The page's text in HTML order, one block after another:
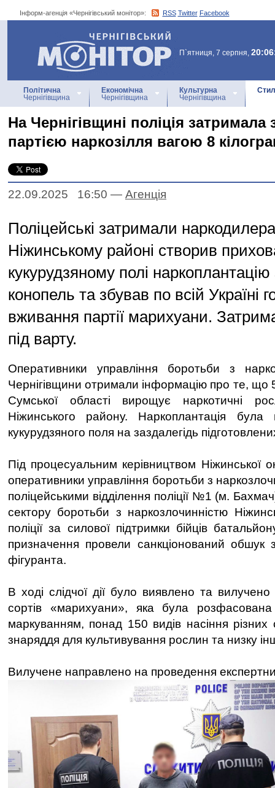
Інформ-агенція «Чернігівський монітор»: RSS Twitter Facebook
Інформ-агенція
«Чернігівський монітор»
П`ятниця, 7 серпня,
Політична
Чернігівщина
Економічна
Чернігівщина
Культурна
Чернігівщина
На Чернігівщині поліція
партією наркозілля вагою 8
22.09.2025 16:50 — Агенцiя
Поліцейські затримали
Ніжинському районі створив
кукурудзяному полі
конопель та збував по всій Україні
вживання партії марихуани.
під варту.
Оперативники управління боротьби з
Чернігівщини отримали інформацію про те, що
Сумської області вирощує наркотичні
Ніжинського району. Наркоплантація була
кукурудзяного поля на заздалегідь
Під процесуальним керівництвом Ніжинської
оперативники управління боротьби з
поліцейськими відділення поліції №1 (м.
сектору боротьби з наркозлочинністю
поліції за силової підтримки бійців
призначення провели санкціонований
фігуранта.
В ході слідчої дії було виявлено та вилучено
сортів «марихуани», яка була
маркуванням, понад 150 видів насіння різних
знаряддя для культивування рослин та низку
Вилучене направлено на проведення